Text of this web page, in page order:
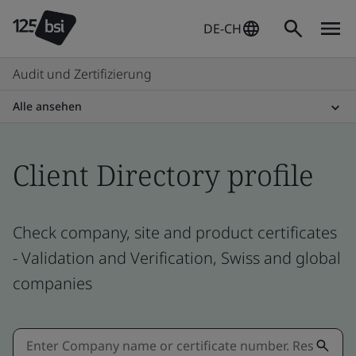
DE-CH
Audit und Zertifizierung
Alle ansehen
Client Directory profile
Check company, site and product certificates
- Validation and Verification, Swiss and global
companies